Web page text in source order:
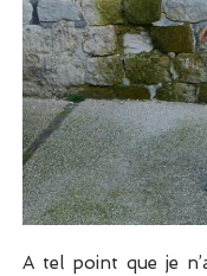
A tel point que je